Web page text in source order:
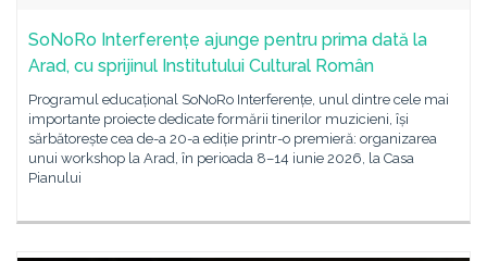
SoNoRo Interferențe ajunge pentru prima dată la
Arad, cu sprijinul Institutului Cultural Român
Programul educațional SoNoRo Interferențe, unul dintre cele mai
importante proiecte dedicate formării tinerilor muzicieni, își
sărbătorește cea de-a 20-a ediție printr-o premieră: organizarea
unui workshop la Arad, în perioada 8–14 iunie 2026, la Casa
Pianului